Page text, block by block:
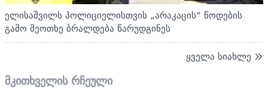
ელისაშვილს პოლიციელისთვის „არაკაცის“ წოდების
გამო მეოთხე ბრალდება წარუდგინეს
ყველა სიახლე
მკითხველის რჩეული